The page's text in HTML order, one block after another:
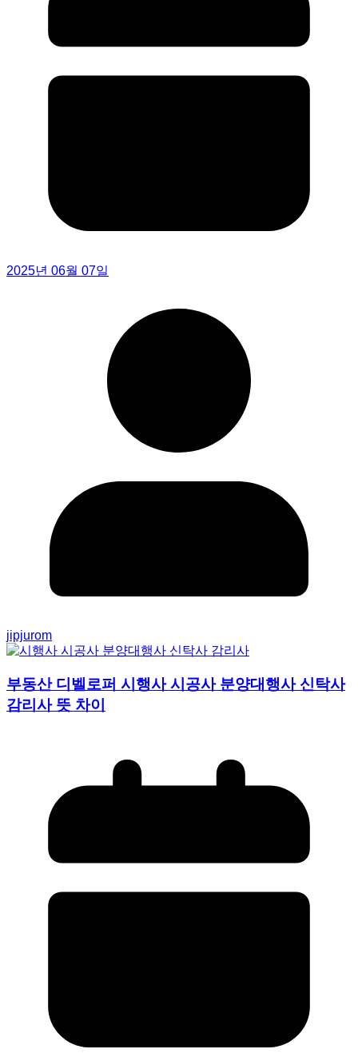
2025년 06월 07일
jipjurom
부동산 디벨로퍼 시행사 시공사 분양대행사 신탁사
감리사 뜻 차이